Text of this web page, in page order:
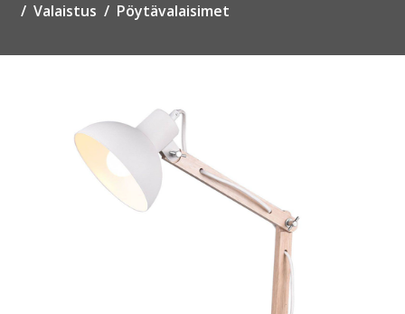
Valaistus Pöytävalaisimet